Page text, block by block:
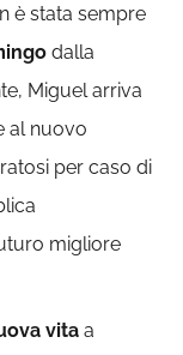
è stata sempre
dalla
Miguel arriva
al nuovo
per caso di
migliore
vitaa